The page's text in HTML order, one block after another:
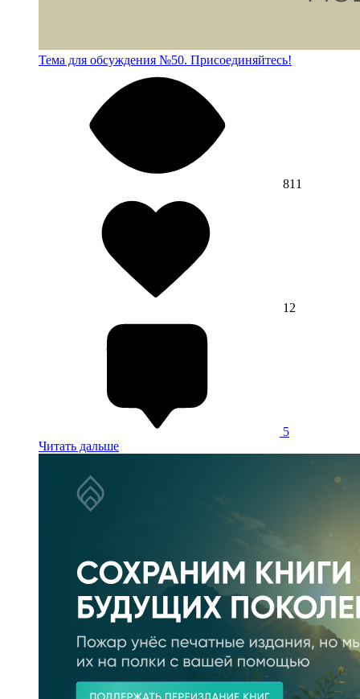
Тема для обсуждения №50. Присоединяйтесь!
811
12
5
Читать дальше